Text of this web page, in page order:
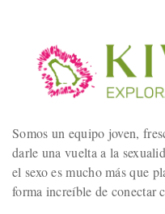
Somos un equipo joven,
darle una vuelta a la
el sexo es mucho más que
forma increíble de conectar